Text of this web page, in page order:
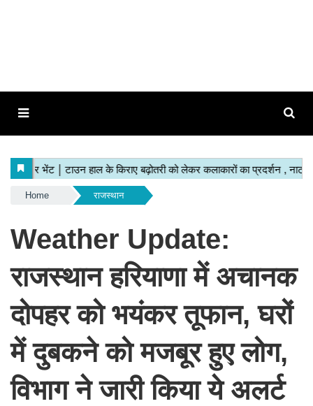
Home राजस्थान
Weather Update:
राजस्थान हरियाणा में अचानक
दोपहर को भयंकर तूफान, घरों
में दुबकने को मजबूर हुए लोग,
विभाग ने जारी किया ये अलर्ट